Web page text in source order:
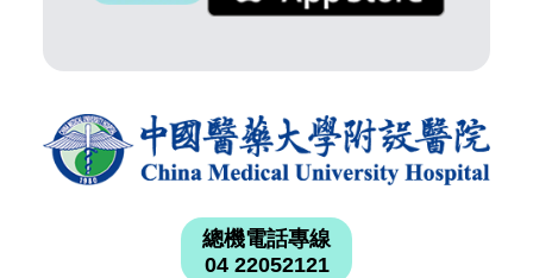
總機電話專線
04 22052121